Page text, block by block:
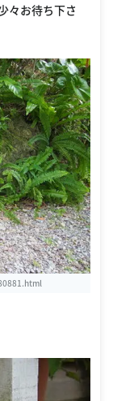
お待ち下さ